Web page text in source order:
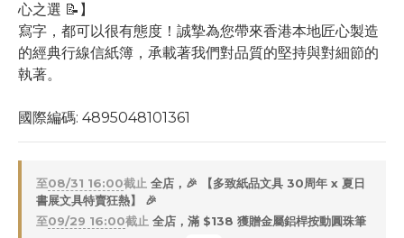
心之選 📝】
寫字，都可以很有態度！誠摯為您帶來香港本地匠心製造
的經典行線信紙簿，承載著我們對品質的堅持與對細節的
執著。
國際編碼: 4895048101361
至08/31 16:00截止 全店，🎉 【多致紙品文具 30周年 x 夏日
書展文具特賣狂熱】 🎉
至09/29 16:00截止 全店，滿 $138 獲贈金屬鋁桿按動圓珠筆